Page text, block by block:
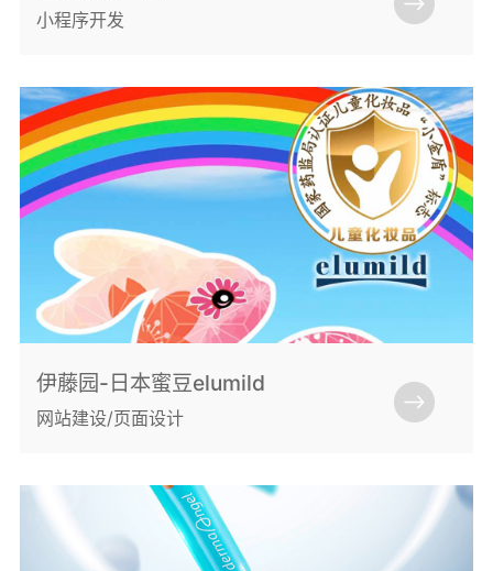
小程序开发
伊藤园-日本蜜豆elumild
网站建设/页面设计